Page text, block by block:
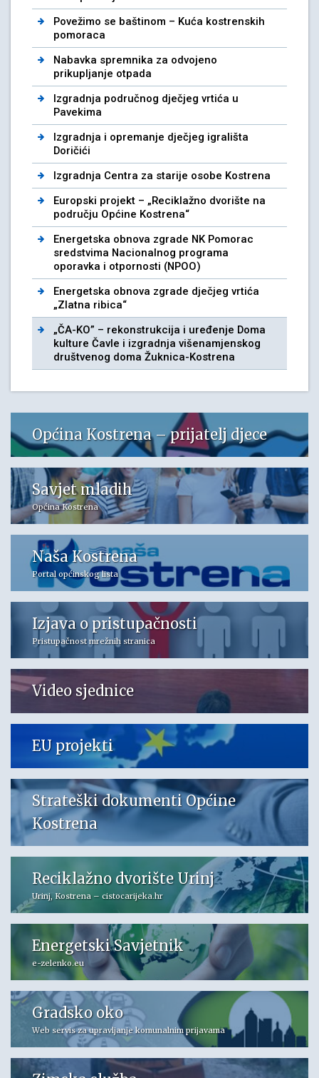
Povežimo se baštinom – Kuća kostrenskih
pomoraca
Nabavka spremnika za odvojeno
prikupljanje otpada
Izgradnja područnog dječjeg vrtića u
Pavekima
Izgradnja i opremanje dječjeg igrališta
Doričići
Izgradnja Centra za starije osobe Kostrena
Europski projekt – „Reciklažno dvorište na
području Općine Kostrena“
Energetska obnova zgrade NK Pomorac
sredstvima Nacionalnog programa
oporavka i otpornosti (NPOO)
Energetska obnova zgrade dječjeg vrtića
„Zlatna ribica“
„ČA-KO” – rekonstrukcija i uređenje Doma
kulture Čavle i izgradnja višenamjenskog
društvenog doma Žuknica-Kostrena
Općina Kostrena – prijatelj djece
Savjet mladih
Općina Kostrena
Naša Kostrena
Portal općinskog lista
Izjava o pristupačnosti
Pristupačnost mrežnih stranica
Video sjednice
EU projekti
Strateški dokumenti Općine
Kostrena
Reciklažno dvorište Urinj
Urinj, Kostrena – cistocarijeka.hr
Energetski Savjetnik
e-zelenko.eu
Gradsko oko
Web servis za upravljanje komunalnim prijavama